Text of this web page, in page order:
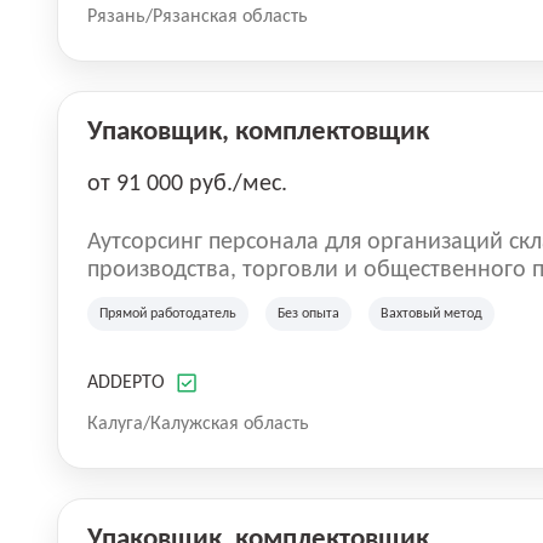
женщин.
Рязань/Рязанская область
Упаковщик, комплектовщик
от 91 000 руб./мес.
Аутсорсинг персонала для организаций
производства, торговли и общественного питания. Мы
на рынке с 2016 года. Самая главная цель
водитель штабелера, вахта, работа с
сотрудник магазина, работник склада,
женщин.
Прямой работодатель Без опыта Вахтовый метод
ADDEPTO
Калуга/Калужская область